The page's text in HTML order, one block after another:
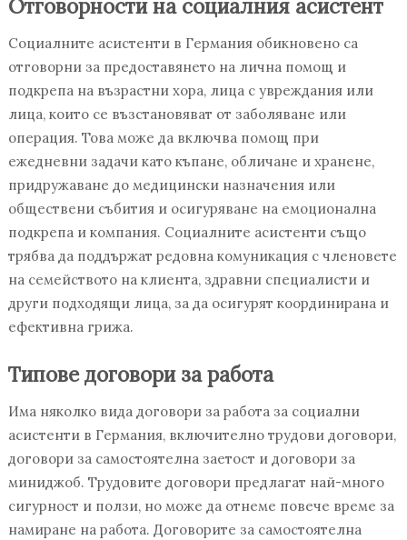
Отговорности на социалния асистент
Социалните асистенти в Германия обикновено са
отговорни за предоставянето на лична помощ и
подкрепа на възрастни хора, лица с увреждания или
лица, които се възстановяват от заболяване или
операция. Това може да включва помощ при
ежедневни задачи като къпане, обличане и хранене,
придружаване до медицински назначения или
обществени събития и осигуряване на емоционална
подкрепа и компания. Социалните асистенти също
трябва да поддържат редовна комуникация с членовете
на семейството на клиента, здравни специалисти и
други подходящи лица, за да осигурят координирана и
ефективна грижа.
Типове договори за работа
Има няколко вида договори за работа за социални
асистенти в Германия, включително трудови договори,
договори за самостоятелна заетост и договори за
миниджоб. Трудовите договори предлагат най-много
сигурност и ползи, но може да отнеме повече време за
намиране на работа. Договорите за самостоятелна